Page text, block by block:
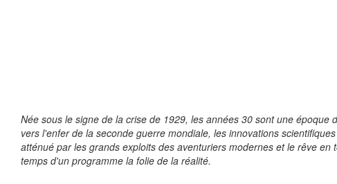
Née sous le signe de la crise de 1929, les années 30 sont une
vers l'enfer de la seconde guerre mondiale, les innovations
atténué par les grands exploits des aventuriers modernes et le rêve
temps d'un programme la folie de la réalité.